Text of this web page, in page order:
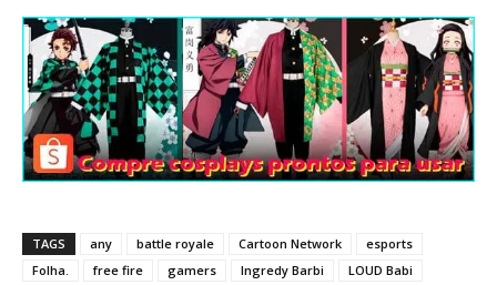
TAGS any battle royale Cartoon Network
esports
Folha.
free fire gamers Ingredy Barbi
LOUD Babi